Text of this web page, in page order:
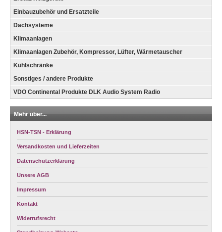
Einbauzubehör und Ersatzteile
Dachsysteme
Klimaanlagen
Klimaanlagen Zubehör, Kompressor, Lüfter, Wärmetauscher
Kühlschränke
Sonstiges / andere Produkte
VDO Continental Produkte DLK Audio System Radio
Mehr über...
HSN-TSN - Erklärung
Versandkosten und Lieferzeiten
Datenschutzerklärung
Unsere AGB
Impressum
Kontakt
Widerrufsrecht